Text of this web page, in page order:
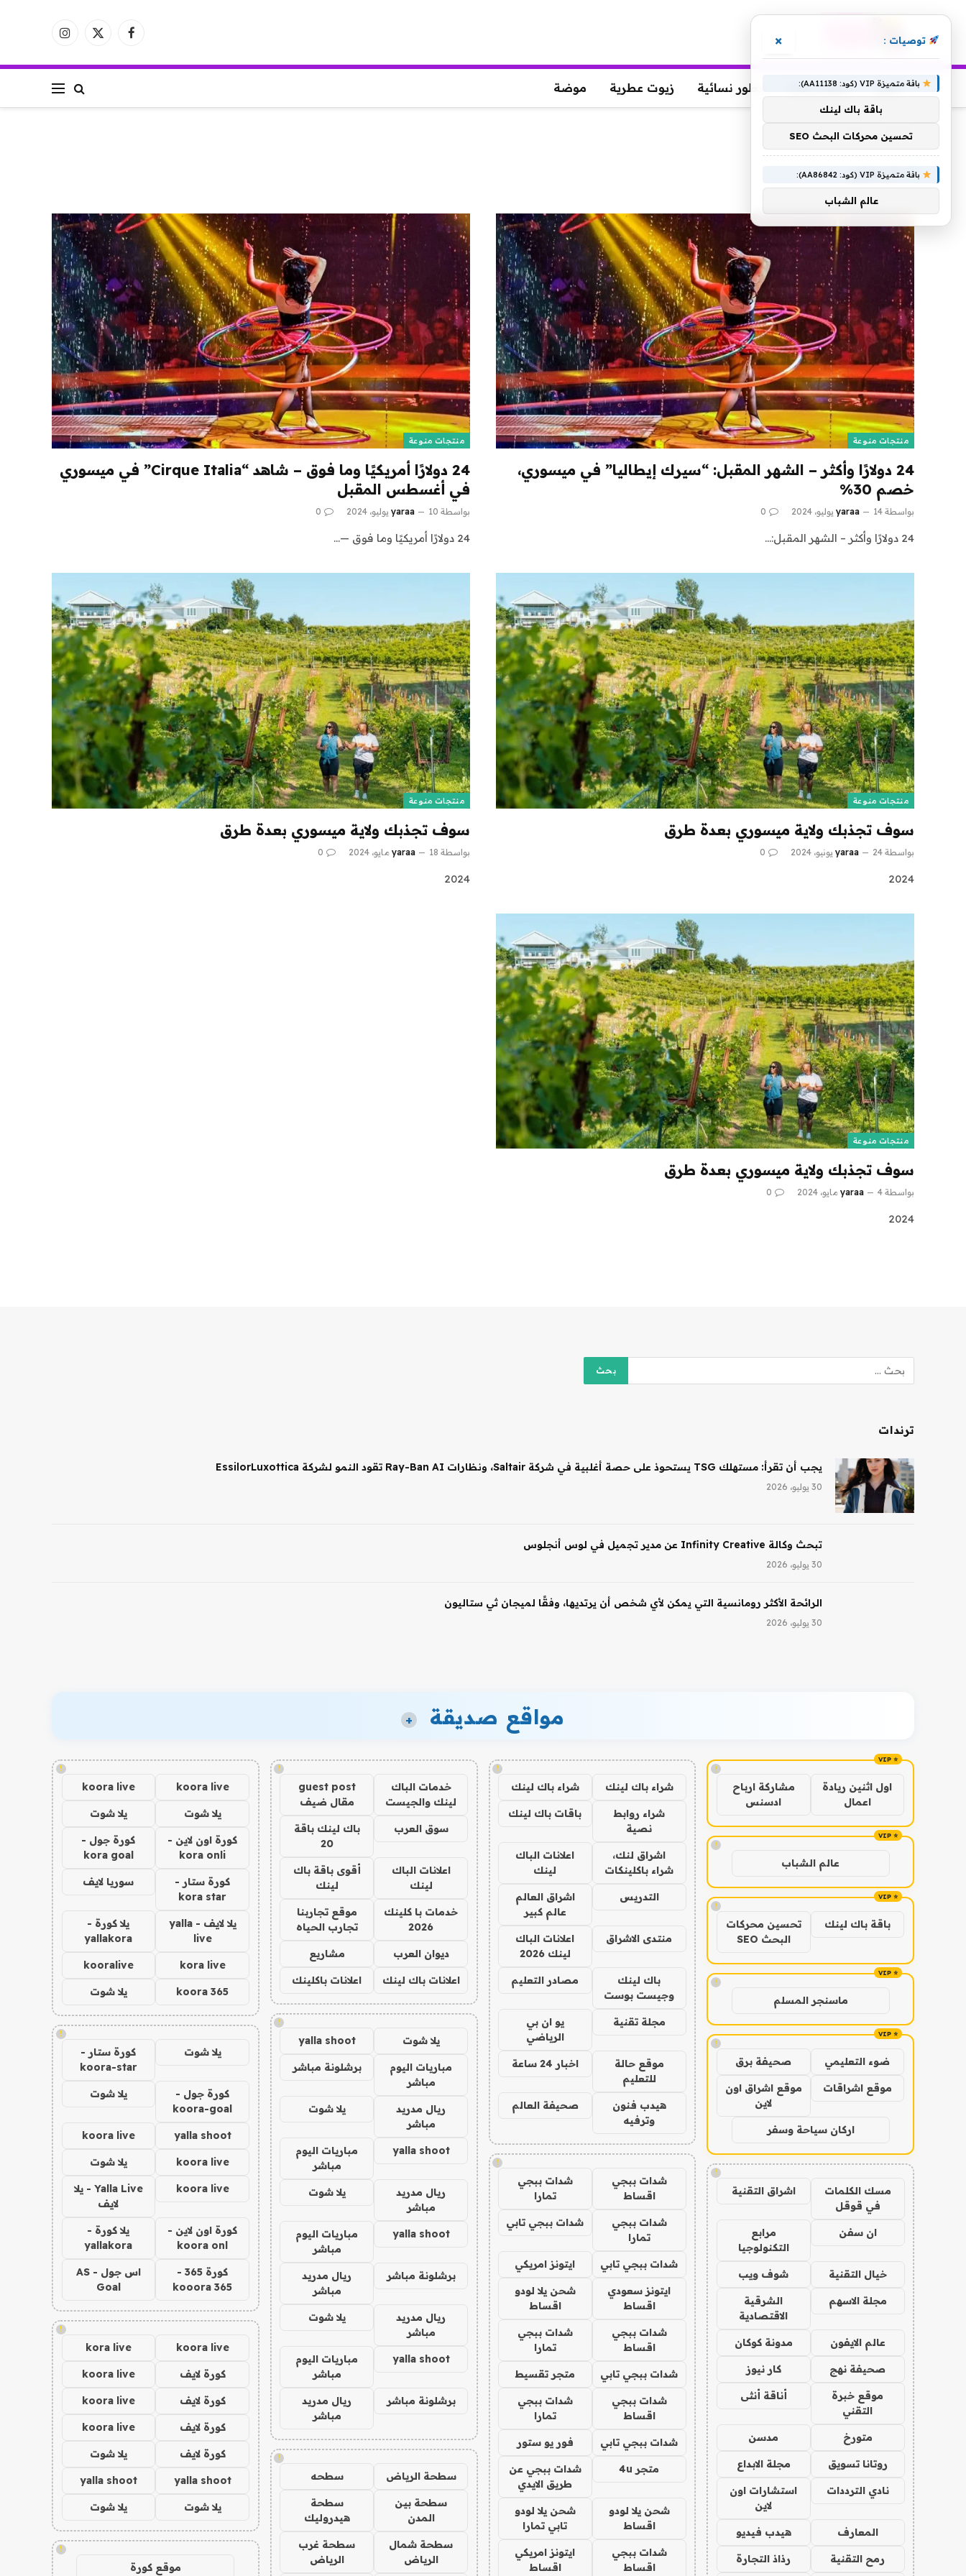
فيسبوكX
الانستغرام
عطور عطور رجالية عطور نسائية زيوت عطرية موضة
ميسوري
منتجات منوعة
24 دولارًا وأكثر – الشهر المقبل: “سيرك إيطاليا” في ميسوري،
خصم 30%
بواسطة yaraa 14 يوليو، 2024 0
24 دولارًا وأكثر – الشهر المقبل:…
منتجات منوعة
24 دولارًا أمريكيًا وما فوق – شاهد “Cirque Italia” في ميسوري
في أغسطس المقبل
بواسطة yaraa 10 يوليو، 2024 0
24 دولارًا أمريكيًا وما فوق —…
منتجات منوعة
سوف تجذبك ولاية ميسوري بعدة طرق
بواسطة yaraa 24 يونيو، 2024 0
2024
منتجات منوعة
سوف تجذبك ولاية ميسوري بعدة طرق
بواسطة yaraa 18 مايو، 2024 0
2024
منتجات منوعة
سوف تجذبك ولاية ميسوري بعدة طرق
بواسطة yaraa 4 مايو، 2024 0
2024
ترندات
يجب أن تقرأ: مستهلك TSG يستحوذ على حصة أغلبية في شركة Saltair، ونظارات Ray-Ban AI تقود النمو لشركة EssilorLuxottica
30 يوليو، 2026
تبحث وكالة Infinity Creative عن مدير تجميل في لوس أنجلوس
30 يوليو، 2026
الرائحة الأكثر رومانسية التي يمكن لأي شخص أن يرتديها، وفقًا لميجان ثي ستاليون
30 يوليو، 2026
مواقع صديقة +
!
اول اثنين ريادة
اعمال
مشاركة ارباح
ادسنس
!
عالم الشباب
!
باقة باك لينك
تحسين محركات
البحث SEO
!
ماسنجر المسلم
!
ضوء التعليمي صحيفة برق
موقع اشراقات
موقع اشراق اون
لاين
اركان سياحة وسفر
!
مسك الكلمات
في قوقل
اشراق التقنية
ان سفن
مرابع
التكنولوجيا
خيال التقنية شوف ويب
مجلة الاسهم
الشرقية
الاقتصادية
عالم الايفون مدونة كوكان
صحيفة نهج كار نيوز
موقع خبرة
التقني
أناقة أنثى
متورخ مدسن
روتانا تسويق مجلة الابداع
نادي الترددات
استشارات اون
لاين
المعارف هيدب فيديو
رمح التقنية رذاذ التجارة
!
شراء باك لينك شراء باك لينك
شراء روابط
نصية
باقات باك لينك
اشراق لنك،
شراء باكلينكات
اعلانات الباك
لينك
التدريس
اشراق العالم
عالم كبير
منتدى الاشراق
اعلانات الباك
لينك 2026
باك لينك
وجيست بوست
مصادر التعليم
مجلة تقنية
يو ان بي
الرياضي
موقع حالة
للتعليم
اخبار 24 ساعة
هيدب فنون
وترفيه
صحيفة العالم
!
شدات ببجي
اقساط
شدات ببجي
تمارا
شدات ببجي
تمارا
شدات ببجي تابي
شدات ببجي تابي ايتونز امريكي
ايتونز سعودي
اقساط
شحن يلا لودو
اقساط
شدات ببجي
اقساط
شدات ببجي
تمارا
شدات ببجي تابي متجر تقسيط
شدات ببجي
اقساط
شدات ببجي
تمارا
شدات ببجي تابي فور يو ستور
متجر 4u
شدات ببجي عن
طريق الايدي
شحن يلا لودو
اقساط
شحن يلا لودو
تابي تمارا
شدات ببجي
اقساط
ايتونز امريكي
اقساط
!
خدمات الباك
لينك والجيست
guest post
مقال ضيف
سوق العرب
باك لينك باقة
20
اعلانات الباك
لينك
أقوى باقة باك
لينك
خدمات با كلينك
2026
موقع تجاربنا
تجارب الحياه
ديوان العرب مشاريع
اعلانات باك لينك اعلانات باكلينك
!
يلا شوت yalla shoot
مباريات اليوم
مباشر
برشلونة مباشر
ريال مدريد
مباشر
يلا شوت
yalla shoot
مباريات اليوم
مباشر
ريال مدريد
مباشر
يلا شوت
yalla shoot
مباريات اليوم
مباشر
برشلونة مباشر
ريال مدريد
مباشر
ريال مدريد
مباشر
يلا شوت
yalla shoot
مباريات اليوم
مباشر
برشلونة مباشر
ريال مدريد
مباشر
!
سطحة الرياض سطحه
سطحة بين
المدن
سطحة
هيدروليك
سطحة شمال
الرياض
سطحة غرب
الرياض
!
koora live
koora live
يلا شوت يلا شوت
كورة اون لاين -
kora onli
كورة جول -
kora goal
كورة ستار -
kora star
سوريا لايف
يلا لايف - yalla
live
يلا كورة -
yallakora
kora live
kooralive
koora 365 يلا شوت
!
يلا شوت
كورة ستار -
koora-star
كورة جول -
koora-goal
يلا شوت
yalla shoot
koora live
koora live يلا شوت
koora live
Yalla Live - يلا
لايف
كورة اون لاين -
koora onl
يلا كورة -
yallakora
كورة 365 -
kooora 365
اس جول - AS
Goal
!
koora live
kora live
كورة لايف koora live
كورة لايف koora live
كورة لايف koora live
كورة لايف يلا شوت
yalla shoot
yalla shoot
يلا شوت يلا شوت
!
موقع كورة
توصيات : ×
باقة متميزة VIP (كود: AA11138):
باقة باك لينك
تحسين محركات البحث SEO
باقة متميزة VIP (كود: AA86842):
عالم الشباب